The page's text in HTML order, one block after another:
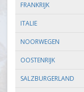
FRANKRIJK
ITALIE
NOORWEGEN
OOSTENRIJK
SALZBURGERLAND